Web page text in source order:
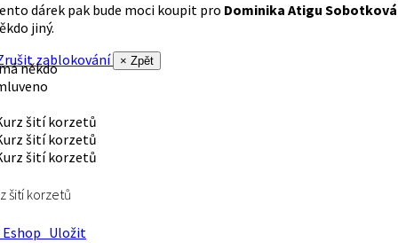
dárek pak bude moci koupit pro Dominika Atigu Sobotková
jiný.
zablokování
× Zpět
někdo
šití korzetů
Uložit